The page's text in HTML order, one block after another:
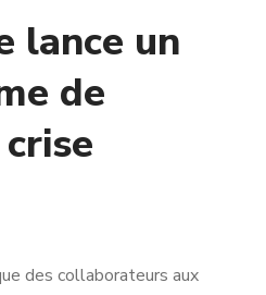
lance un
de
des collaborateurs aux